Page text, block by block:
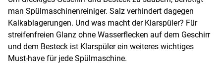
man Spülmaschinenreiniger. Salz verhindert dagegen
Kalkablagerungen. Und was macht der Klarspüler? Für
streifenfreien Glanz ohne Wasserflecken auf dem Geschirr
und dem Besteck ist Klarspüler ein weiteres wichtiges
Must-have für jede Spülmaschine.